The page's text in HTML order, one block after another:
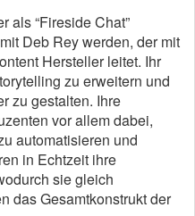
als “Fireside Chat”
Deb Rey werden, der mit
Hersteller leitet. Ihr
zu erweitern und
zu gestalten. Ihre
vor allem dabei,
automatisieren und
in Echtzeit ihre
sie gleich
das Gesamtkonstrukt der